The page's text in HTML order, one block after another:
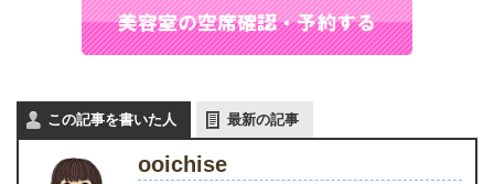
この記事を書いた人 最新の記事
ooichise